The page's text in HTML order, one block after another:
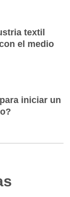
textil
el medio
iniciar un